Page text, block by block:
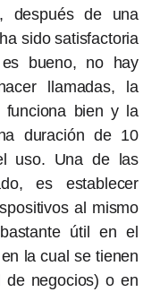
después de una
sido satisfactoria
bueno, no hay
llamadas, la
bien y la
duración de 10
uso. Una de las
es establecer
al mismo
útil en el
la cual se tienen
negocios) o en